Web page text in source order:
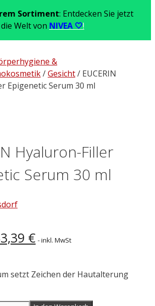
Sortiment: Entdecken Sie jetzt
die Welt von NIVEA 🤍!
&
/Gesicht/ EUCERIN
Epigenetic Serum 30 ml
Hyaluron-Filler
Serum 30 ml
€
€Aktueller
Preis
33,39 €.
- inkl. MwSt
setzt Zeichen der Hautalterung